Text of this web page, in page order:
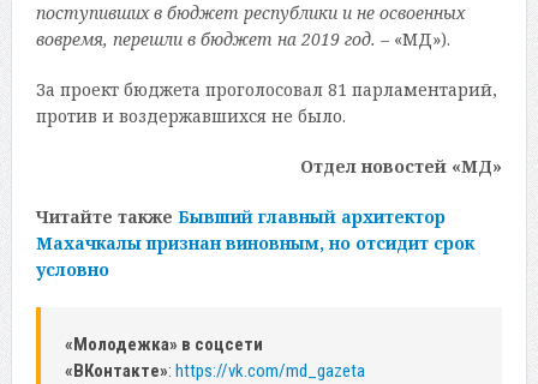
поступивших в бюджет республики и не освоенных
вовремя, перешли в бюджет на 2019 год. – «МД»).
За проект бюджета проголосовал 81 парламентарий,
против и воздержавшихся не было.
Отдел новостей «МД»
Читайте также Бывший главный архитектор
Махачкалы признан виновным, но отсидит срок
условно
«Молодежка» в соцсети
«ВКонтакте»: https://vk.com/md_gazeta